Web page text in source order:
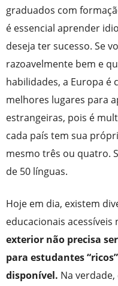
graduados com
é essencial aprender
deseja ter sucesso. Se
razoavelmente bem e
habilidades, a Europa é
melhores lugares para
estrangeiras, pois é
cada país tem sua
mesmo três ou quatro.
de 50 línguas.
Hoje em dia, existem
educacionais acessíveis
exterior não precisa
para estudantes
disponível. Na